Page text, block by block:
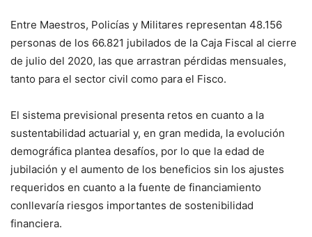
Entre Maestros, Policías y Militares representan 48.156
personas de los 66.821 jubilados de la Caja Fiscal al cierre
de julio del 2020, las que arrastran pérdidas mensuales,
tanto para el sector civil como para el Fisco.
El sistema previsional presenta retos en cuanto a la
sustentabilidad actuarial y, en gran medida, la evolución
demográfica plantea desafíos, por lo que la edad de
jubilación y el aumento de los beneficios sin los ajustes
requeridos en cuanto a la fuente de financiamiento
conllevaría riesgos importantes de sostenibilidad
financiera.